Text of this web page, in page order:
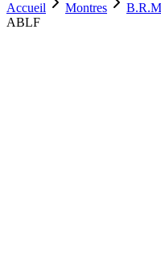
Accueil Montres B.R.M
ABLF